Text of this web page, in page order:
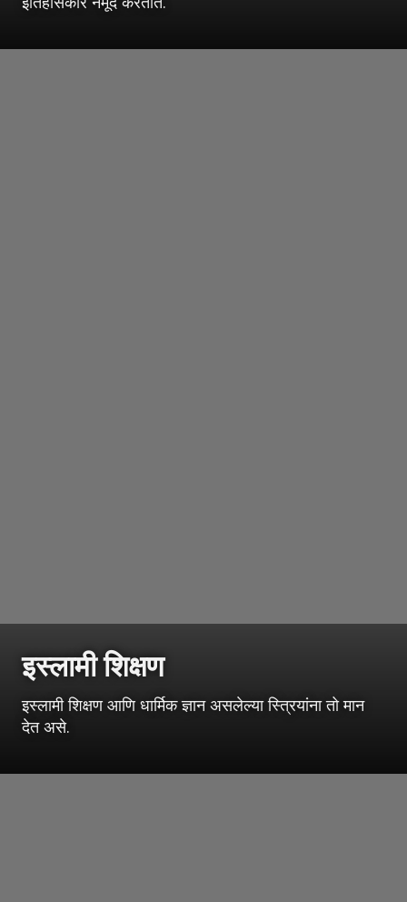
इस्लामी शिक्षण
इस्लामी शिक्षण आणि धार्मिक ज्ञान असलेल्या स्त्रियांना तो मान
देत असे.